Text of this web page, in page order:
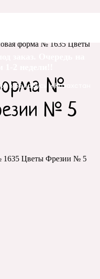
в Беларусь и Казахстан
форма № 1635 Цветы
№
№ 5
1635 Цветы Фрезии № 5